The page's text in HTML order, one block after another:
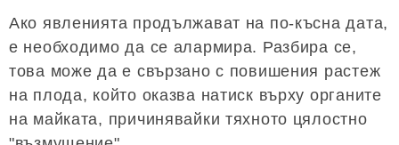
Ако явленията продължават на по-късна дата,
е необходимо да се алармира. Разбира се,
това може да е свързано с повишения растеж
на плода, който оказва натиск върху органите
на майката, причинявайки тяхното цялостно